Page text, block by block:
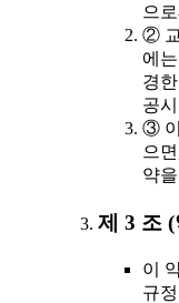
으
② 교
에
경
공
③ 이
으
약
제 3 조
이
규